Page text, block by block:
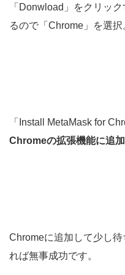
「Donwload」をクリッ
るので「Chrome」を選択
「Install MetaMask for
Chromeの拡張機能に追加
Chromeに追加して少し
れば無事成功です。